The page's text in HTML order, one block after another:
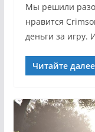
Мы решили
нравится
деньги за игру.
Читайте далее